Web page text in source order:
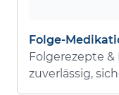
Folge-
Folgerezepte
zuverlässig,